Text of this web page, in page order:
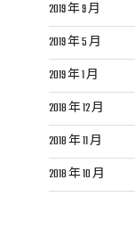
2019 年 9 月
2019 年 5 月
2019 年 1 月
2018 年 12 月
2018 年 11 月
2018 年 10 月